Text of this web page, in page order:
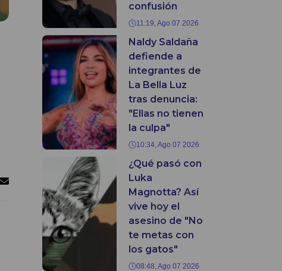
confusión
11:19, Ago 07 2026
Naldy Saldaña
defiende a
integrantes de
La Bella Luz
tras denuncia:
"Ellas no tienen
la culpa"
10:34, Ago 07 2026
¿Qué pasó con
Luka
Magnotta? Así
vive hoy el
asesino de "No
te metas con
los gatos"
08:48, Ago 07 2026